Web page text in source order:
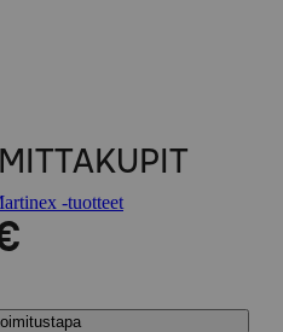
-tuotteet